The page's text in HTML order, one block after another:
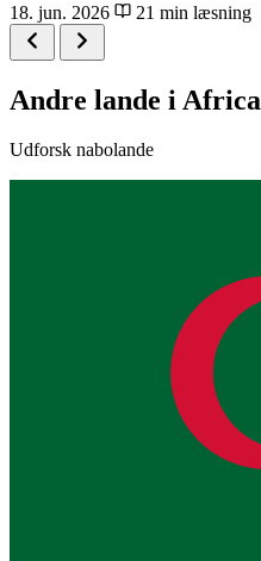
18. jun. 2026
21 min læsning
Andre lande i Africa
Udforsk nabolande